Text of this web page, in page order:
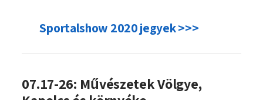
Sportalshow 2020 jegyek >>>
07.17-26: Művészetek Völgye,